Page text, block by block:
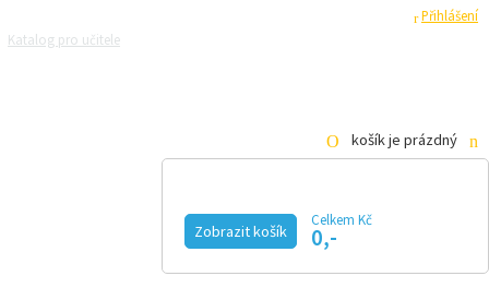
Přihlášení
Katalog pro učitele
košík je prázdný
Zobrazit košík
Celkem Kč
0,-